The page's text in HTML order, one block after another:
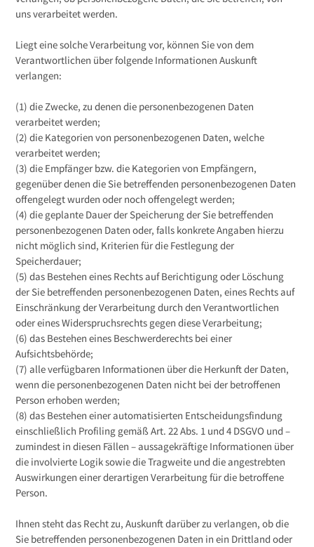
uns verarbeitet werden.
Liegt eine solche Verarbeitung vor, können Sie von dem
Verantwortlichen über folgende Informationen Auskunft
verlangen:
(1) die Zwecke, zu denen die personenbezogenen Daten
verarbeitet werden;
(2) die Kategorien von personenbezogenen Daten, welche
verarbeitet werden;
(3) die Empfänger bzw. die Kategorien von Empfängern,
gegenüber denen die Sie betreffenden personenbezogenen Daten
offengelegt wurden oder noch offengelegt werden;
(4) die geplante Dauer der Speicherung der Sie betreffenden
personenbezogenen Daten oder, falls konkrete Angaben hierzu
nicht möglich sind, Kriterien für die Festlegung der
Speicherdauer;
(5) das Bestehen eines Rechts auf Berichtigung oder Löschung
der Sie betreffenden personenbezogenen Daten, eines Rechts auf
Einschränkung der Verarbeitung durch den Verantwortlichen
oder eines Widerspruchsrechts gegen diese Verarbeitung;
(6) das Bestehen eines Beschwerderechts bei einer
Aufsichtsbehörde;
(7) alle verfügbaren Informationen über die Herkunft der Daten,
wenn die personenbezogenen Daten nicht bei der betroffenen
Person erhoben werden;
(8) das Bestehen einer automatisierten Entscheidungsfindung
einschließlich Profiling gemäß Art. 22 Abs. 1 und 4 DSGVO und –
zumindest in diesen Fällen – aussagekräftige Informationen über
die involvierte Logik sowie die Tragweite und die angestrebten
Auswirkungen einer derartigen Verarbeitung für die betroffene
Person.
Ihnen steht das Recht zu, Auskunft darüber zu verlangen, ob die
Sie betreffenden personenbezogenen Daten in ein Drittland oder